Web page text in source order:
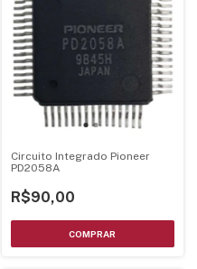
Circuito Integrado Pioneer
PD2058A
R$90,00